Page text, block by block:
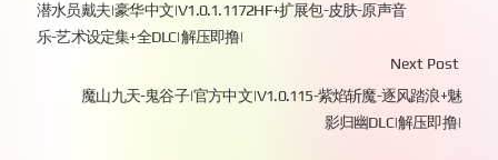
潜水员戴夫|豪华中文|V1.0.1.1172HF+扩展包-皮肤-原声音
乐-艺术设定集+全DLC|解压即撸|
Next Post
魔山九天-鬼谷子|官方中文|V1.0.115-紫焰斩魔-逐风踏浪+魅
影归幽DLC|解压即撸|